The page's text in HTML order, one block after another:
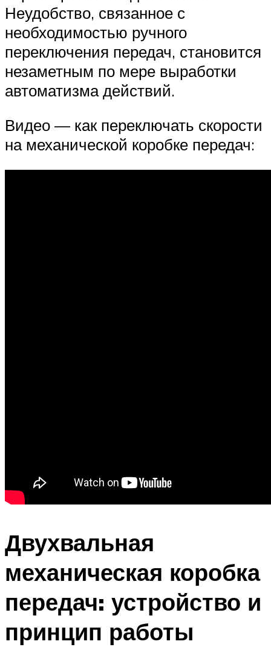
Неудобство, связанное с
необходимостью ручного
переключения передач, становится
незаметным по мере выработки
автоматизма действий.
Видео — как переключать скорости
на механической коробке передач:
Двухвальная
механическая коробка
передач: устройство и
принцип работы